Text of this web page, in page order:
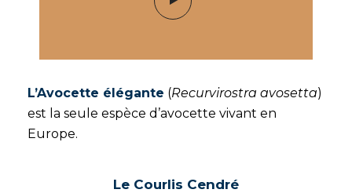
L’Avocette élégante (Recurvirostra avosetta)
est la seule espèce d’avocette vivant en
Europe.
Le Courlis Cendré